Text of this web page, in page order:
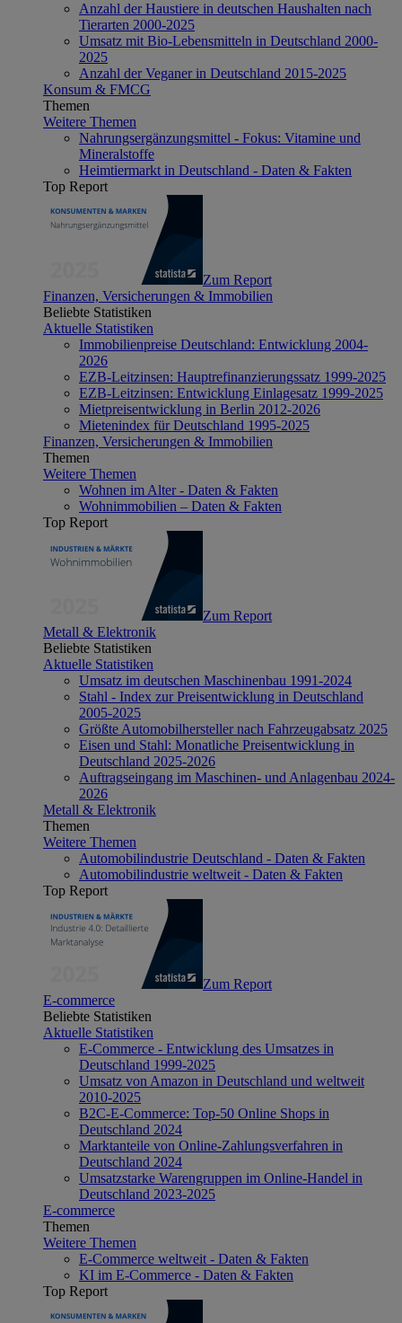
Anzahl der Haustiere in deutschen Haushalten nach
Tierarten 2000-2025
Umsatz mit Bio-Lebensmitteln in Deutschland 2000-
2025
Anzahl der Veganer in Deutschland 2015-2025
Konsum & FMCG
Themen
Weitere Themen
Nahrungsergänzungsmittel - Fokus: Vitamine und
Mineralstoffe
Heimtiermarkt in Deutschland - Daten & Fakten
Top Report
Zum Report
Finanzen, Versicherungen & Immobilien
Beliebte Statistiken
Aktuelle Statistiken
Immobilienpreise Deutschland: Entwicklung 2004-
2026
EZB-Leitzinsen: Hauptrefinanzierungssatz 1999-2025
EZB-Leitzinsen: Entwicklung Einlagesatz 1999-2025
Mietpreisentwicklung in Berlin 2012-2026
Mietenindex für Deutschland 1995-2025
Finanzen, Versicherungen & Immobilien
Themen
Weitere Themen
Wohnen im Alter - Daten & Fakten
Wohnimmobilien – Daten & Fakten
Top Report
Zum Report
Metall & Elektronik
Beliebte Statistiken
Aktuelle Statistiken
Umsatz im deutschen Maschinenbau 1991-2024
Stahl - Index zur Preisentwicklung in Deutschland
2005-2025
Größte Automobilhersteller nach Fahrzeugabsatz 2025
Eisen und Stahl: Monatliche Preisentwicklung in
Deutschland 2025-2026
Auftragseingang im Maschinen- und Anlagenbau 2024-
2026
Metall & Elektronik
Themen
Weitere Themen
Automobilindustrie Deutschland - Daten & Fakten
Automobilindustrie weltweit - Daten & Fakten
Top Report
Zum Report
E-commerce
Beliebte Statistiken
Aktuelle Statistiken
E-Commerce - Entwicklung des Umsatzes in
Deutschland 1999-2025
Umsatz von Amazon in Deutschland und weltweit
2010-2025
B2C-E-Commerce: Top-50 Online Shops in
Deutschland 2024
Marktanteile von Online-Zahlungsverfahren in
Deutschland 2024
Umsatzstarke Warengruppen im Online-Handel in
Deutschland 2023-2025
E-commerce
Themen
Weitere Themen
E-Commerce weltweit - Daten & Fakten
KI im E-Commerce - Daten & Fakten
Top Report